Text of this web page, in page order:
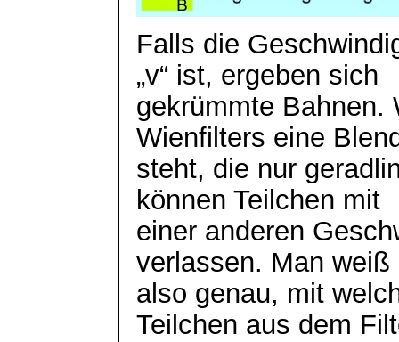
Falls die
„v“ ist, ergeben sich
gekrümmte Bahnen.
Wienfilters eine
steht, die nur
können Teilchen mit
einer anderen
verlassen. Man weiß
also genau, mit
Teilchen aus dem